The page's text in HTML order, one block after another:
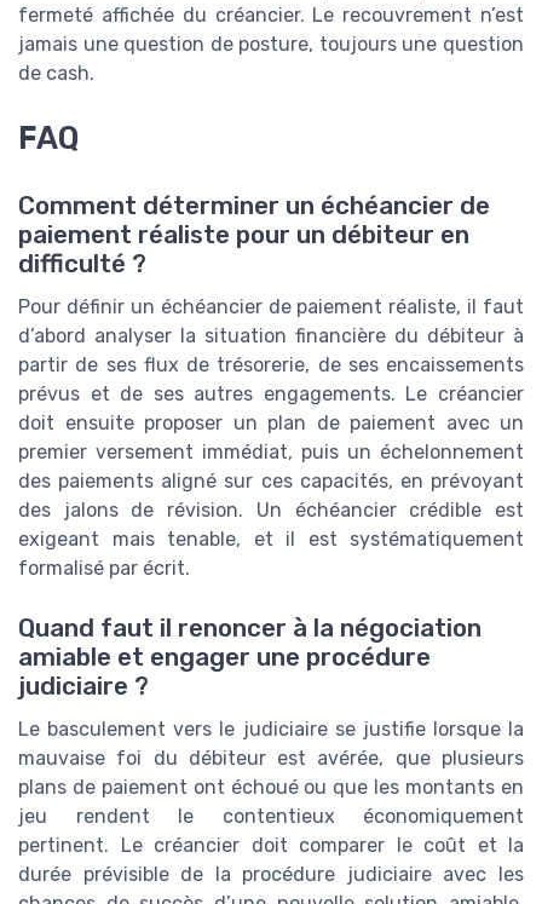
fermeté affichée du créancier. Le recouvrement n’est
jamais une question de posture, toujours une question
de cash.
FAQ
Comment déterminer un échéancier de
paiement réaliste pour un débiteur en
difficulté ?
Pour définir un échéancier de paiement réaliste, il faut
d’abord analyser la situation financière du débiteur à
partir de ses flux de trésorerie, de ses encaissements
prévus et de ses autres engagements. Le créancier
doit ensuite proposer un plan de paiement avec un
premier versement immédiat, puis un échelonnement
des paiements aligné sur ces capacités, en prévoyant
des jalons de révision. Un échéancier crédible est
exigeant mais tenable, et il est systématiquement
formalisé par écrit.
Quand faut il renoncer à la négociation
amiable et engager une procédure
judiciaire ?
Le basculement vers le judiciaire se justifie lorsque la
mauvaise foi du débiteur est avérée, que plusieurs
plans de paiement ont échoué ou que les montants en
jeu rendent le contentieux économiquement
pertinent. Le créancier doit comparer le coût et la
durée prévisible de la procédure judiciaire avec les